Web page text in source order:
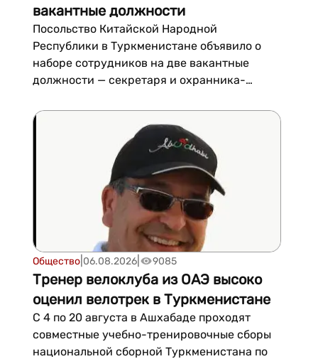
вакантные должности
Посольство Китайской Народной
Республики в Туркменистане объявило о
наборе сотрудников на две вакантные
должности — секретаря и охранника-
приглашаются граждане Туркменистана в
возрасте от 20 до 45 лет с высшим
образованием, свободно владеющие
русским, туркменским и китайским
языками. От кандидатов тр...
Общество| 06.08.2026| 9085
Тренер велоклуба из ОАЭ высоко
оценил велотрек в Туркменистане
С 4 по 20 августа в Ашхабаде проходят
совместные учебно-тренировочные сборы
национальной сборной Туркменистана по